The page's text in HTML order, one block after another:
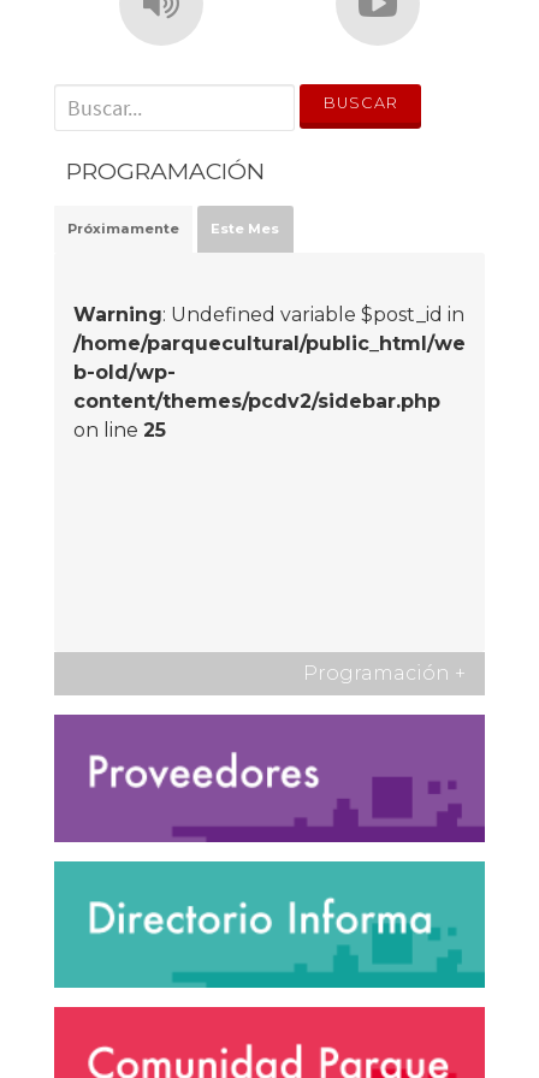
' . __('Search for:') . '
PROGRAMACIÓN
Próximamente Este Mes
Warning: Undefined variable $post_id in
/home/parquecultural/public_html/we
b-old/wp-
content/themes/pcdv2/sidebar.php
on line 25
Programación +